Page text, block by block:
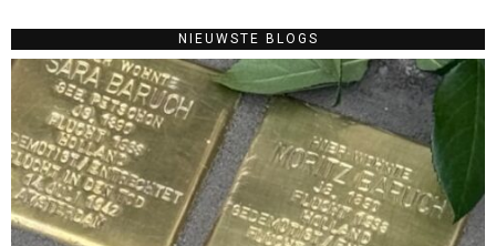
NIEUWSTE BLOGS